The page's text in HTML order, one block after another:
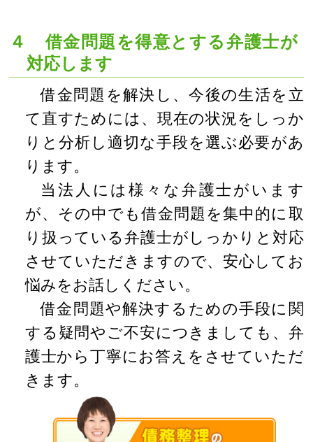
４ 借金問題を得意とする弁護士が
対応します
借金問題を解決し、今後の生活を立
て直すためには、現在の状況をしっか
りと分析し適切な手段を選ぶ必要があ
ります。
当法人には様々な弁護士がいます
が、その中でも借金問題を集中的に取
り扱っている弁護士がしっかりと対応
させていただきますので、安心してお
悩みをお話しください。
借金問題や解決するための手段に関
する疑問やご不安につきましても、弁
護士から丁寧にお答えをさせていただ
きます。